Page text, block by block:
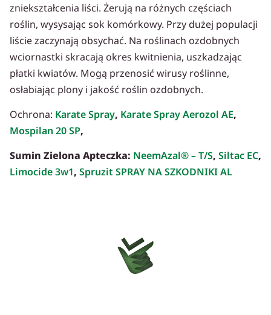
zniekształcenia liści. Żerują na różnych częściach
roślin, wysysając sok komórkowy. Przy dużej populacji
liście zaczynają obsychać. Na roślinach ozdobnych
wciornastki skracają okres kwitnienia, uszkadzając
płatki kwiatów. Mogą przenosić wirusy roślinne,
osłabiając plony i jakość roślin ozdobnych.
Ochrona: Karate Spray, Karate Spray Aerozol AE,
Mospilan 20 SP,
Sumin Zielona Apteczka: NeemAzal® – T/S, Siltac EC,
Limocide 3w1, Spruzit SPRAY NA SZKODNIKI AL